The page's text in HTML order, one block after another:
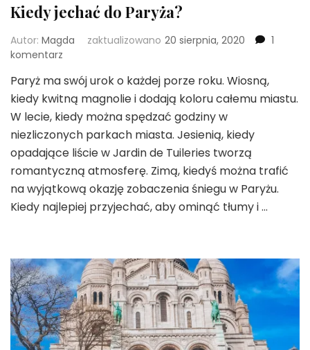
Kiedy jechać do Paryża?
Autor: Magda zaktualizowano 20 sierpnia, 2020
1
komentarz
jechać
do
Paryża?
Paryż ma swój urok o każdej porze roku. Wiosną,
kiedy kwitną magnolie i dodają koloru całemu miastu.
W lecie, kiedy można spędzać godziny w
niezliczonych parkach miasta. Jesienią, kiedy
opadające liście w Jardin de Tuileries tworzą
romantyczną atmosferę. Zimą, kiedyś można trafić
na wyjątkową okazję zobaczenia śniegu w Paryżu.
Kiedy najlepiej przyjechać, aby ominąć tłumy i …